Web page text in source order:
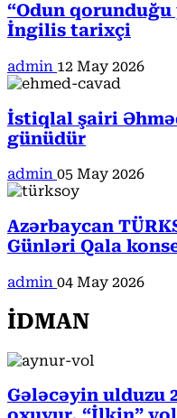
“Odun
İngilis tarixçi
admin 12 May 2026
İstiqlal şairi
günüdür
admin 05 May 2026
Azərbaycan
Günləri Qala
admin 04 May 2026
İDMAN
Gələcəyin ulduzu